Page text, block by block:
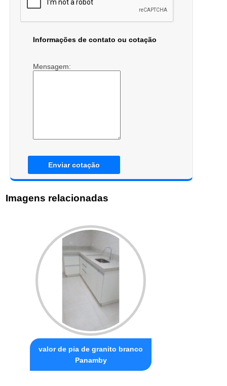
Informações de contato ou cotação
Mensagem:
Enviar cotação
Imagens relacionadas
valor de pia de granito branco
Panamby